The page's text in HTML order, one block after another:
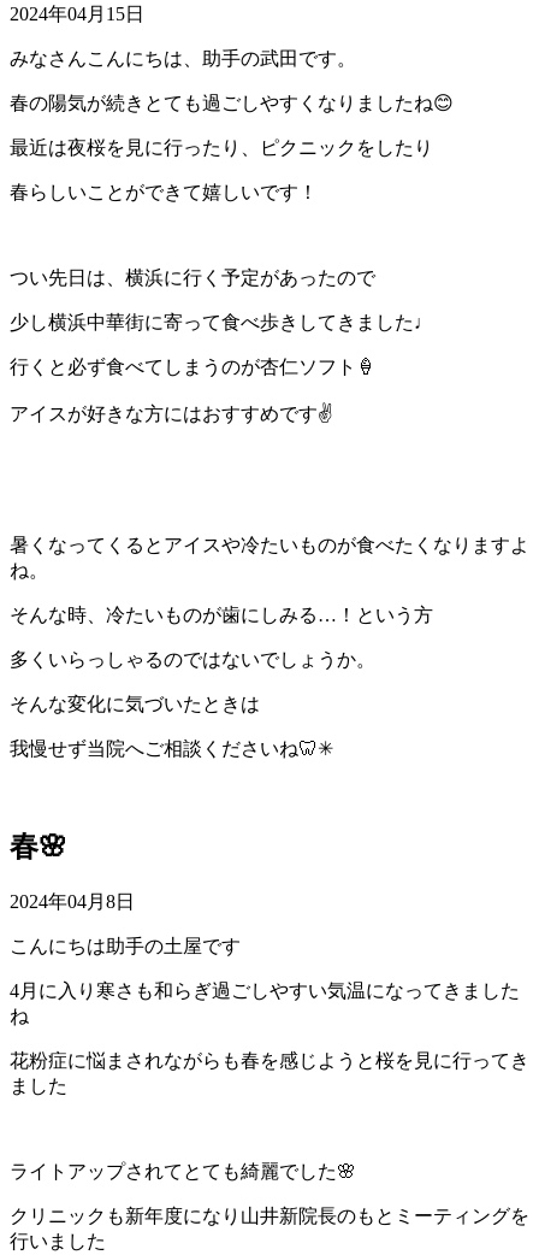
2024年04月15日
みなさんこんにちは、助手の武田です。
春の陽気が続きとても過ごしやすくなりましたね😊
最近は夜桜を見に行ったり、ピクニックをしたり
春らしいことができて嬉しいです！
つい先日は、横浜に行く予定があったので
少し横浜中華街に寄って食べ歩きしてきました♩
行くと必ず食べてしまうのが杏仁ソフト🍦
アイスが好きな方にはおすすめです✌️
暑くなってくるとアイスや冷たいものが食べたくなりますよ
ね。
そんな時、冷たいものが歯にしみる…！という方
多くいらっしゃるのではないでしょうか。
そんな変化に気づいたときは
我慢せず当院へご相談くださいね🦷✳︎
春🌸
2024年04月8日
こんにちは助手の土屋です
4月に入り寒さも和らぎ過ごしやすい気温になってきました
ね
花粉症に悩まされながらも春を感じようと桜を見に行ってき
ました
ライトアップされてとても綺麗でした🌸
クリニックも新年度になり山井新院長のもとミーティングを
行いました